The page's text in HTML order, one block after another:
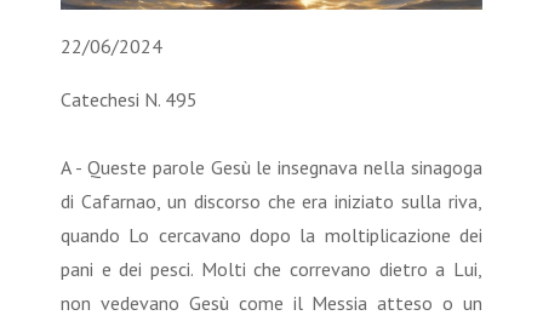
22/06/2024
Catechesi N. 495
A - Queste parole Gesù le insegnava nella sinagoga
di Cafarnao, un discorso che era iniziato sulla riva,
quando Lo cercavano dopo la moltiplicazione dei
pani e dei pesci. Molti che correvano dietro a Lui,
non vedevano Gesù come il Messia atteso o un